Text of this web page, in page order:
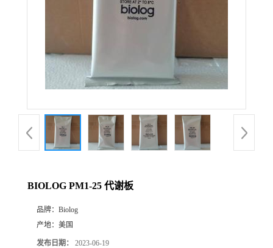
BIOLOG PM1-25 代谢板
品牌： Biolog
产地： 美国
发布日期： 2023-06-19